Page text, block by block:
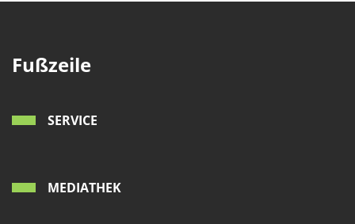
Fußzeile
SERVICE
MEDIATHEK